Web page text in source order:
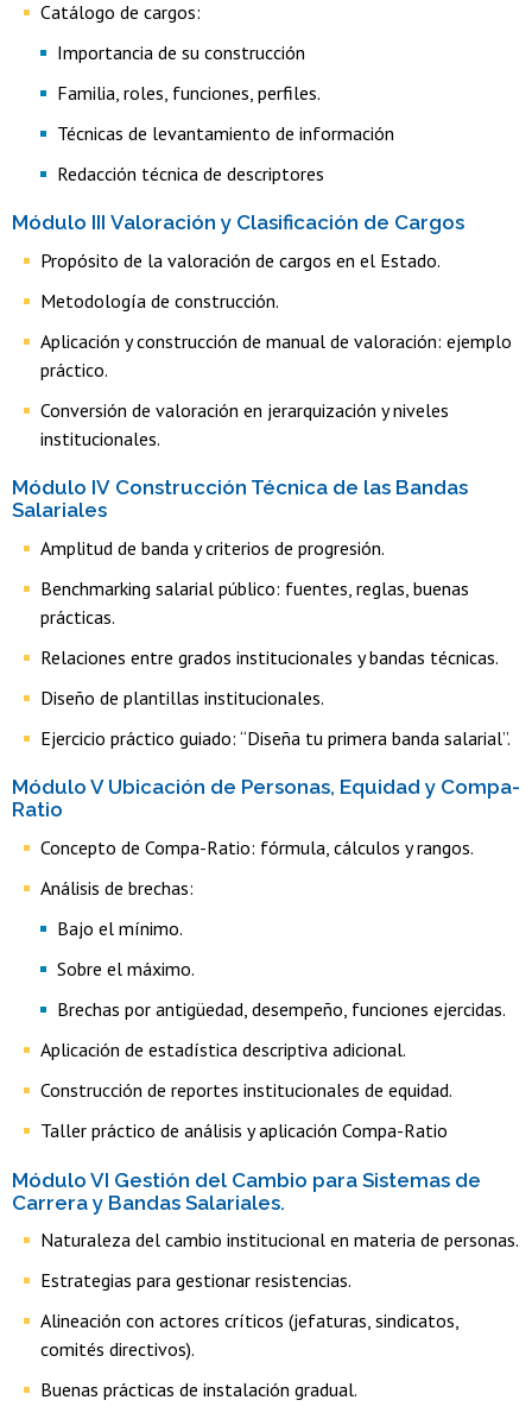
Catálogo de cargos:
Importancia de su construcción
Familia, roles, funciones, perfiles.
Técnicas de levantamiento de información
Redacción técnica de descriptores
Módulo III Valoración y Clasificación de Cargos
Propósito de la valoración de cargos en el Estado.
Metodología de construcción.
Aplicación y construcción de manual de valoración: ejemplo
práctico.
Conversión de valoración en jerarquización y niveles
institucionales.
Módulo IV Construcción Técnica de las Bandas
Salariales
Amplitud de banda y criterios de progresión.
Benchmarking salarial público: fuentes, reglas, buenas
prácticas.
Relaciones entre grados institucionales y bandas técnicas.
Diseño de plantillas institucionales.
Ejercicio práctico guiado: “Diseña tu primera banda salarial”.
Módulo V Ubicación de Personas, Equidad y Compa-
Ratio
Concepto de Compa-Ratio: fórmula, cálculos y rangos.
Análisis de brechas:
Bajo el mínimo.
Sobre el máximo.
Brechas por antigüedad, desempeño, funciones ejercidas.
Aplicación de estadística descriptiva adicional.
Construcción de reportes institucionales de equidad.
Taller práctico de análisis y aplicación Compa-Ratio
Módulo VI Gestión del Cambio para Sistemas de
Carrera y Bandas Salariales.
Naturaleza del cambio institucional en materia de personas.
Estrategias para gestionar resistencias.
Alineación con actores críticos (jefaturas, sindicatos,
comités directivos).
Buenas prácticas de instalación gradual.